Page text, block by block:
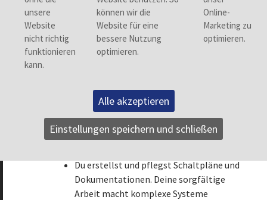
Anlagen. Dank dir läuft alles reibungslos
und sicher
Du betreust die elektrische Infrastruktur
und sorgst für deren einwandfreien
Du führst regelmäßige Prüfungen und
Messungen an elektrischen Anlagen
durch. Mit deinem genauen Blick
garantierst du die Einhaltung aller
Du erstellst und pflegst Schaltpläne und
Dokumentationen. Deine sorgfältige
Arbeit macht komplexe Systeme
Alle akzeptieren
Einstellungen speichern und schließen